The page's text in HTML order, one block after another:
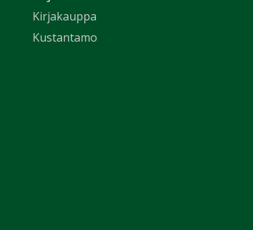
Kirjakauppa
Kustantamo